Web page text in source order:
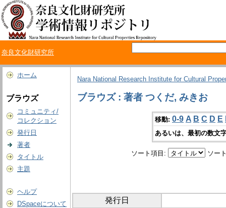
奈良文化財研究所
ホーム
ブラウズ
コミュニティ/
コレクション
発行日
著者
タイトル
主題
ヘルプ
DSpaceについて
Nara National Research Institute for Cultural
ブラウズ : 著者 つくだ, みきお
移動: 0-9 A B C D E
あるいは、最初の数文
ソート項目: ソー
発行日